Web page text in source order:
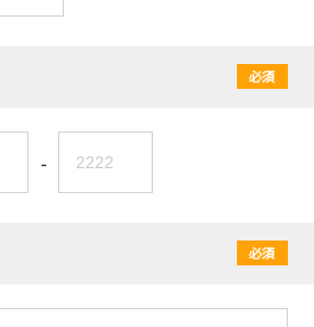
必須
-
必須